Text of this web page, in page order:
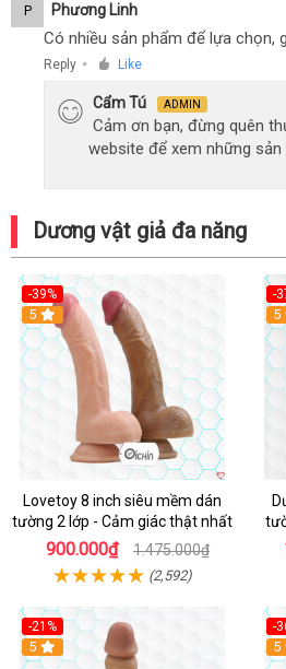
P Phương Linh
Có nhiều sản phẩm để lựa chọn,
Reply ● Like
Cẩm Tú ADMIN
Cảm ơn bạn, đừng quên
website để xem những
Dương vật giả đa năng
-39%
Hot
5
Lovetoy 8 inch siêu mềm dán
tường 2 lớp - Cảm giác thật nhất
900.000₫ 1.475.000₫
(2,592)
-
5
-21%
Hot
5
-
Hot
5